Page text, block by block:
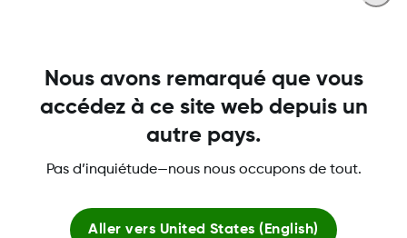
A propos de Dexcom
Nous avons remarqué que vous
accédez à ce site web depuis un
autre pays.
Pas d’inquiétude—nous nous occupons de tout.
Aller vers United States (English)